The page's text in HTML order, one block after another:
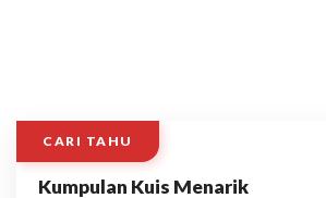
CARI TAHU
Kumpulan Kuis Menarik